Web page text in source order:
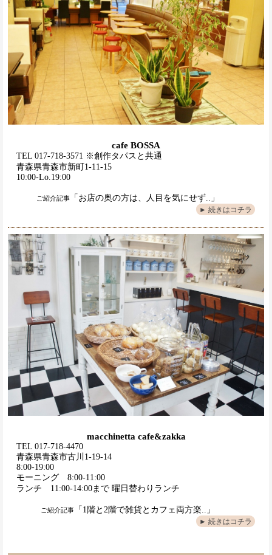
cafe BOSSA
TEL 017-718-3571 ※創作タパスと共通
青森県青森市新町1-11-15
10:00-Lo.19:00
ご紹介記事「お店の奥の方は、人目を気にせず..」
► 続きはコチラ
macchinetta cafe&zakka
TEL 017-718-4470
青森県青森市古川1-19-14
8:00-19:00
モーニング 8:00-11:00
ランチ 11:00-14:00まで 曜日替わりランチ
ご紹介記事「1階と2階で雑貨とカフェ両方楽..」
► 続きはコチラ